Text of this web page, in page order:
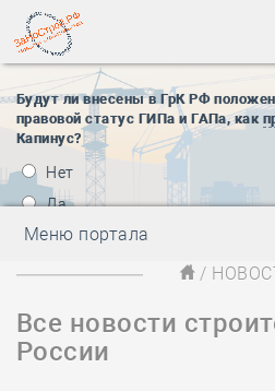
Будут ли внесены в ГрК РФ
правовой статус ГИПа и ГАПа, как
Капинус?
Нет
Да
Меню портала
/
Все новости
России